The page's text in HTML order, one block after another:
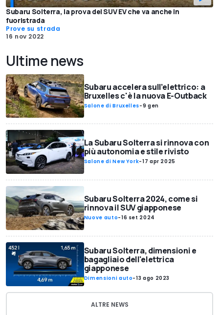
Subaru Solterra, la prova del SUV EV che va anche in
fuoristrada
Prove su strada
16 nov 2022
Ultime news
Subaru accelera sull’elettrico: a
Bruxelles c'è la nuova E-Outback
Salone di Bruxelles-9 gen
La Subaru Solterra si rinnova con
più autonomia e stile rivisto
Salone di New York-17 apr 2025
Subaru Solterra 2024, come si
rinnova il SUV giapponese
Nuove auto-16 set 2024
Subaru Solterra, dimensioni e
bagagliaio dell'elettrica
giapponese
Dimensioni auto-13 ago 2023
ALTRE NEWS